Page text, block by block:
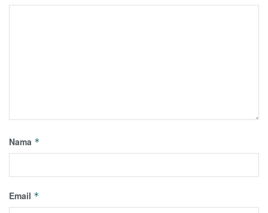
Nama *
Email *